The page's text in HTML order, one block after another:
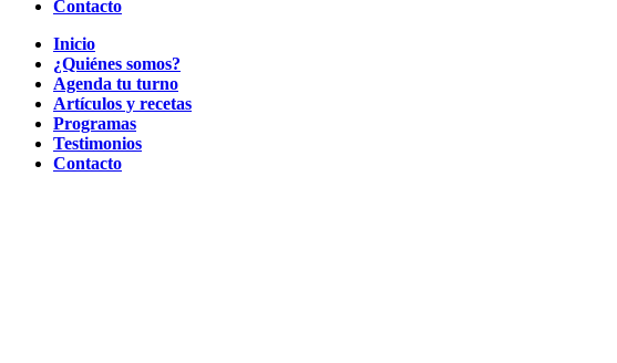
Contacto
Inicio
¿Quiénes somos?
Agenda tu turno
Artículos y recetas
Programas
Testimonios
Contacto